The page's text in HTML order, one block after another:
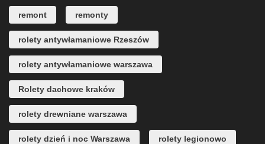
remont remonty
rolety antywłamaniowe Rzeszów
rolety antywłamaniowe warszawa
Rolety dachowe kraków
rolety drewniane warszawa
rolety dzień i noc Warszawa rolety legionowo